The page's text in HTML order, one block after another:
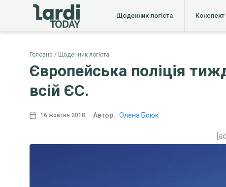
Щоденник логіста Конспект
Головна Щоденник логіста
Європейська поліція
всій ЄС.
16 жовтня 2018 Автор: Олена Боюк